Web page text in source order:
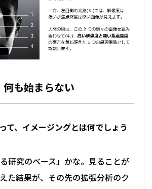
何も始まらない
て、イメージングとは何でしょう
る研究のベース」かな。見ることが
た結果が、その先の拡張分析のク